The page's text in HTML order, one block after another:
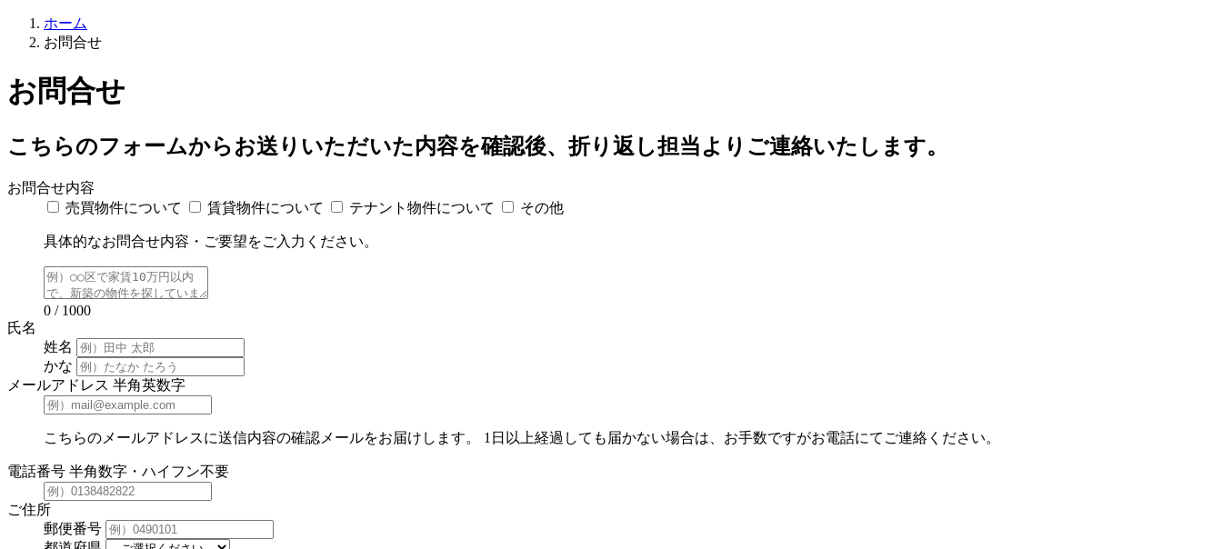
ホーム
お問合せ
お問合せ
こちらのフォームからお送りいただいた内容を確認後、折り返し担当よりご連絡いたします。
お問合せ内容
売買物件について
賃貸物件について テナント物件について その他
具体的なお問合せ内容・ご要望をご入力ください。
0 / 1000
氏名
姓名
かな
メールアドレス 半角英数字
こちらのメールアドレスに送信内容の確認メールをお届けします。 1日以上経過しても届かない場合は、お手数ですがお電話にてご連絡ください。
電話番号 半角数字・ハイフン不要
ご住所
郵便番号